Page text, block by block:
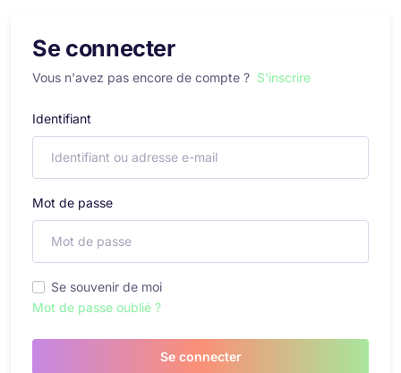
Se connecter
Vous n'avez pas encore de compte ? S'inscrire
Identifiant
Mot de passe
Se souvenir de moi
Mot de passe oublié ?
Se connecter